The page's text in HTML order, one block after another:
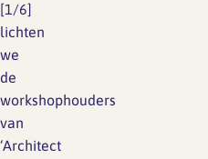
[1/6]
lichten
we
de
workshophouders
van
‘Architect